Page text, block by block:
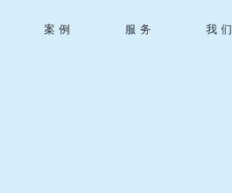
案例 服务 我们